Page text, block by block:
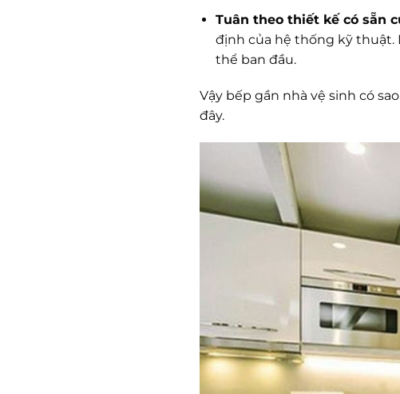
Tuân theo thiết kế có sẵn
định của hệ thống kỹ thuật.
thể ban đầu.
Vậy bếp gần nhà vệ sinh có
đây.